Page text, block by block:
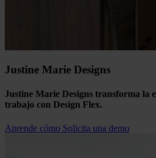
Justine Marie Designs
Justine Marie Designs transforma la
trabajo con Design Flex.
Aprende cómo Solicita una demo